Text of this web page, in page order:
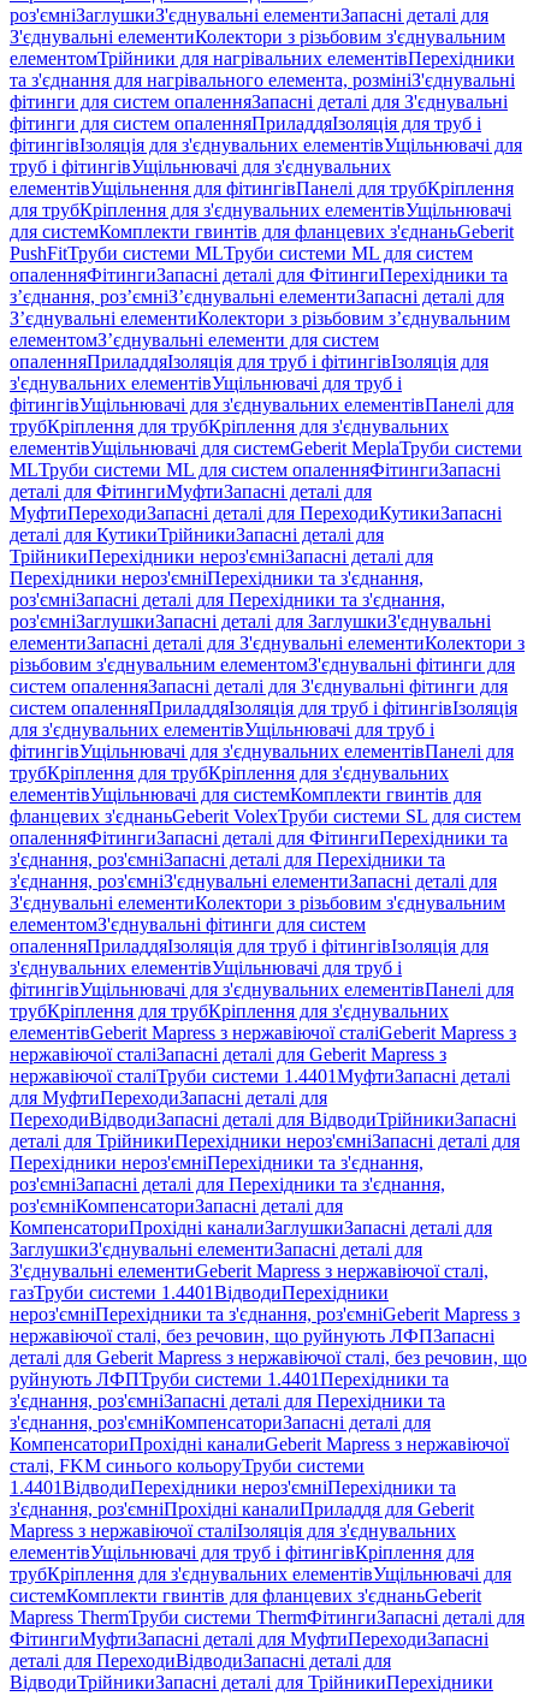
роз'ємніЗаглушкиЗ'єднувальні елементиЗапасні деталі для
З'єднувальні елементиКолектори з різьбовим з'єднувальним
елементомТрійники для нагрівальних елементівПерехідники
та з'єднання для нагрівального елемента, розмініЗ'єднувальні
фітинги для систем опаленняЗапасні деталі для З'єднувальні
фітинги для систем опаленняПриладдяІзоляція для труб і
фітингівІзоляція для з'єднувальних елементівУщільнювачі для
труб і фітингівУщільнювачі для з'єднувальних
елементівУщільнення для фітингівПанелі для трубКріплення
для трубКріплення для з'єднувальних елементівУщільнювачі
для системКомплекти гвинтів для фланцевих з'єднаньGeberit
PushFitТруби системи MLТруби системи ML для систем
опаленняФітингиЗапасні деталі для ФітингиПерехідники та
з’єднання, роз’ємніЗ’єднувальні елементиЗапасні деталі для
З’єднувальні елементиКолектори з різьбовим з’єднувальним
елементомЗ’єднувальні елементи для систем
опаленняПриладдяІзоляція для труб і фітингівІзоляція для
з'єднувальних елементівУщільнювачі для труб і
фітингівУщільнювачі для з'єднувальних елементівПанелі для
трубКріплення для трубКріплення для з'єднувальних
елементівУщільнювачі для системGeberit MeplaТруби системи
MLТруби системи ML для систем опаленняФітингиЗапасні
деталі для ФітингиМуфтиЗапасні деталі для
МуфтиПереходиЗапасні деталі для ПереходиКутикиЗапасні
деталі для КутикиТрійникиЗапасні деталі для
ТрійникиПерехідники нероз'ємніЗапасні деталі для
Перехідники нероз'ємніПерехідники та з'єднання,
роз'ємніЗапасні деталі для Перехідники та з'єднання,
роз'ємніЗаглушкиЗапасні деталі для ЗаглушкиЗ'єднувальні
елементиЗапасні деталі для З'єднувальні елементиКолектори з
різьбовим з'єднувальним елементомЗ'єднувальні фітинги для
систем опаленняЗапасні деталі для З'єднувальні фітинги для
систем опаленняПриладдяІзоляція для труб і фітингівІзоляція
для з'єднувальних елементівУщільнювачі для труб і
фітингівУщільнювачі для з'єднувальних елементівПанелі для
трубКріплення для трубКріплення для з'єднувальних
елементівУщільнювачі для системКомплекти гвинтів для
фланцевих з'єднаньGeberit VolexТруби системи SL для систем
опаленняФітингиЗапасні деталі для ФітингиПерехідники та
з'єднання, роз'ємніЗапасні деталі для Перехідники та
з'єднання, роз'ємніЗ'єднувальні елементиЗапасні деталі для
З'єднувальні елементиКолектори з різьбовим з'єднувальним
елементомЗ'єднувальні фітинги для систем
опаленняПриладдяІзоляція для труб і фітингівІзоляція для
з'єднувальних елементівУщільнювачі для труб і
фітингівУщільнювачі для з'єднувальних елементівПанелі для
трубКріплення для трубКріплення для з'єднувальних
елементівGeberit Mapress з нержавіючої сталіGeberit Mapress з
нержавіючої сталіЗапасні деталі для Geberit Mapress з
нержавіючої сталіТруби системи 1.4401МуфтиЗапасні деталі
для МуфтиПереходиЗапасні деталі для
ПереходиВідводиЗапасні деталі для ВідводиТрійникиЗапасні
деталі для ТрійникиПерехідники нероз'ємніЗапасні деталі для
Перехідники нероз'ємніПерехідники та з'єднання,
роз'ємніЗапасні деталі для Перехідники та з'єднання,
роз'ємніКомпенсаториЗапасні деталі для
КомпенсаториПрохідні каналиЗаглушкиЗапасні деталі для
ЗаглушкиЗ'єднувальні елементиЗапасні деталі для
З'єднувальні елементиGeberit Mapress з нержавіючої сталі,
газТруби системи 1.4401ВідводиПерехідники
нероз'ємніПерехідники та з'єднання, роз'ємніGeberit Mapress з
нержавіючої сталі, без речовин, що руйнують ЛФПЗапасні
деталі для Geberit Mapress з нержавіючої сталі, без речовин, що
руйнують ЛФПТруби системи 1.4401Перехідники та
з'єднання, роз'ємніЗапасні деталі для Перехідники та
з'єднання, роз'ємніКомпенсаториЗапасні деталі для
КомпенсаториПрохідні каналиGeberit Mapress з нержавіючої
сталі, FKM синього кольоруТруби системи
1.4401ВідводиПерехідники нероз'ємніПерехідники та
з'єднання, роз'ємніПрохідні каналиПриладдя для Geberit
Mapress з нержавіючої сталіІзоляція для з'єднувальних
елементівУщільнювачі для труб і фітингівКріплення для
трубКріплення для з'єднувальних елементівУщільнювачі для
системКомплекти гвинтів для фланцевих з'єднаньGeberit
Mapress ThermТруби системи ThermФітингиЗапасні деталі для
ФітингиМуфтиЗапасні деталі для МуфтиПереходиЗапасні
деталі для ПереходиВідводиЗапасні деталі для
ВідводиТрійникиЗапасні деталі для ТрійникиПерехідники